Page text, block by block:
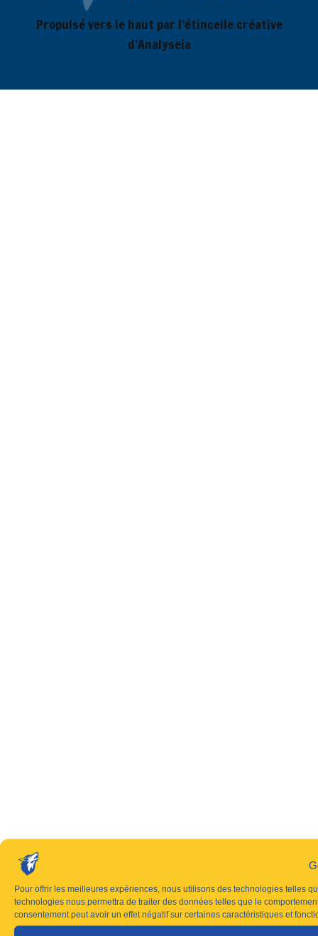
Pour offrir les meilleures expériences, nous utilisons des technologies telles
technologies nous permettra de traiter des données telles que le
consentement peut avoir un effet négatif sur certaines caractéristiques et
Propulsé vers le haut par l’étincelle créative
d’Analyseia